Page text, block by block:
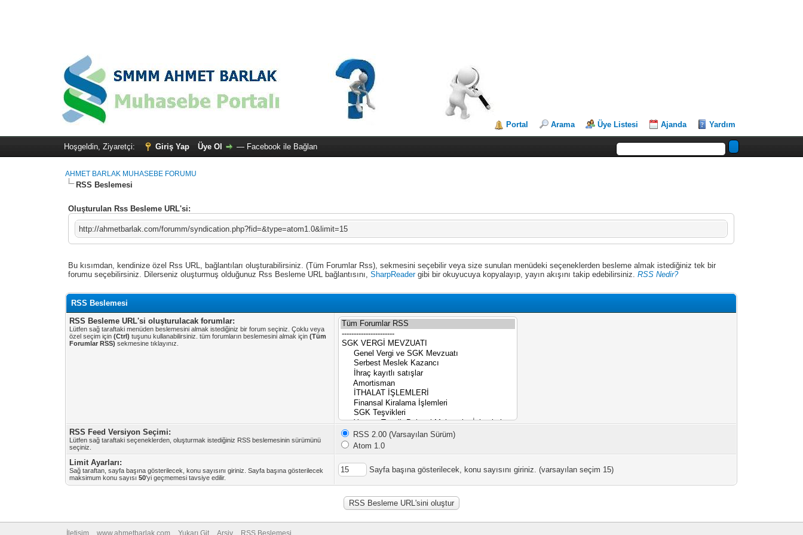
Portal Arama Üye Listesi Ajanda Yardım
Hoşgeldin, Ziyaretçi: Giriş Yap Üye Ol — Facebook ile Bağlan
AHMET BARLAK MUHASEBE FORUMU
RSS Beslemesi
Oluşturulan Rss Besleme URL'si:
http://ahmetbarlak.com/forumm/syndication.php?fid=&type=atom1.0&limit=15
Bu kısımdan, kendinize özel Rss URL, bağlantıları oluşturabilirsiniz. (Tüm Forumlar Rss), sekmesini seçebilir veya size sunulan menüdeki seçeneklerden besleme almak istediğiniz tek bir
forumu seçebilirsiniz. Dilerseniz oluşturmuş olduğunuz Rss Besleme URL bağlantısını,SharpReadergibi bir okuyucuya kopyalayıp, yayın akışını takip edebilirsiniz.RSS Nedir?
RSS Beslemesi
RSS Besleme URL'si oluşturulacak forumlar:
Lütfen sağ taraftaki menüden beslemesini almak istediğiniz bir forum seçiniz. Çoklu veya
özel seçim için(Ctrl) tuşunu kullanabilirsiniz. tüm forumların beslemesini almak için(Tüm
Forumlar RSS) sekmesine tıklayınız.
RSS Feed Versiyon Seçimi:
Lütfen sağ taraftaki seçeneklerden, oluşturmak istediğiniz RSS beslemesinin sürümünü
seçiniz.
RSS 2.00 (Varsayılan Sürüm)
Atom 1.0
Limit Ayarları:
Sağ taraftan, sayfa başına gösterilecek, konu sayısını giriniz. Sayfa başına gösterilecek
maksimum konu sayısı50'yi geçmemesi tavsiye edilir.
Sayfa başına gösterilecek, konu sayısını giriniz. (varsayılan seçim 15)
İletişim www.ahmetbarlak.com Yukarı Git Arşiv RSS Beslemesi